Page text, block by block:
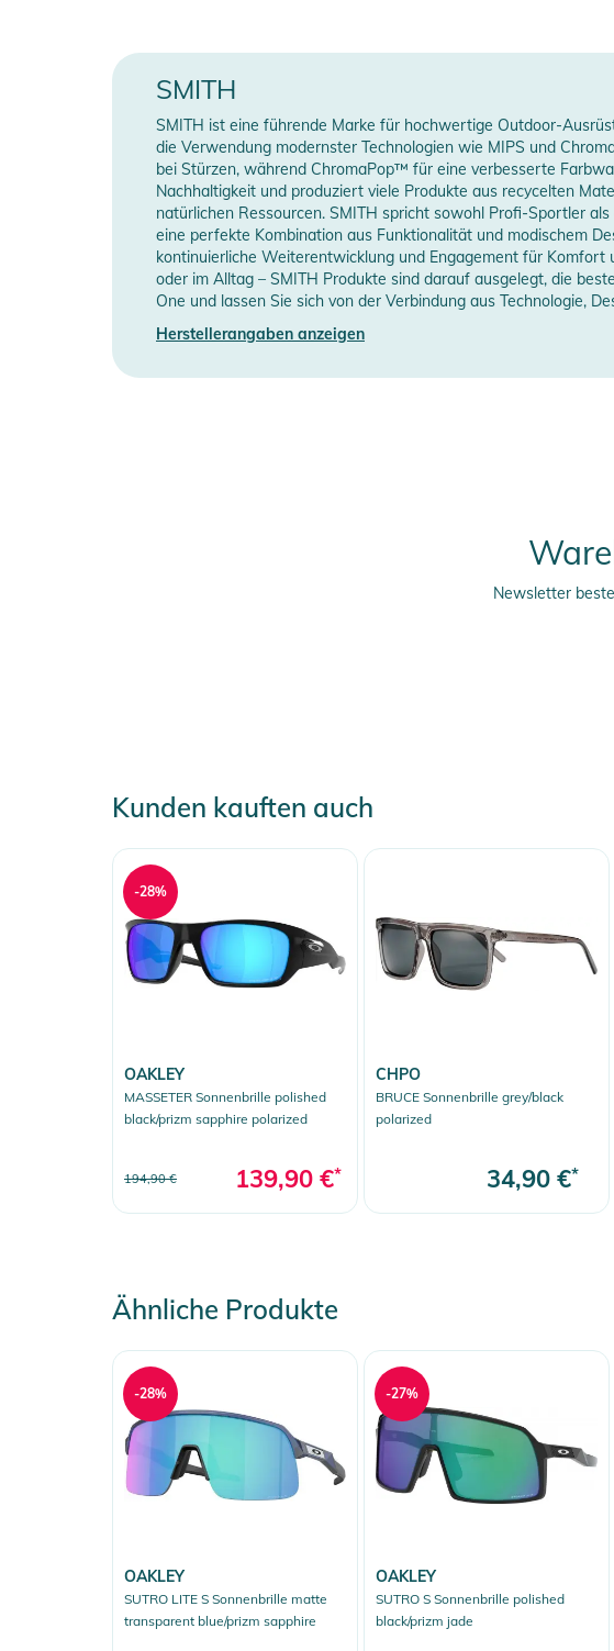
Manufacturer Information
SMITH
SMITH ist eine führende Marke für hochwertige Outdoor-
die Verwendung modernster Technologien wie MIPS und
bei Stürzen, während ChromaPop™ für eine verbesserte
Nachhaltigkeit und produziert viele Produkte aus recycelten
natürlichen Ressourcen. SMITH spricht sowohl Profi-Sportler
eine perfekte Kombination aus Funktionalität und modischem
kontinuierliche Weiterentwicklung und Engagement für
oder im Alltag – SMITH Produkte sind darauf ausgelegt, die
One und lassen Sie sich von der Verbindung aus Technologie,
Herstellerangaben anzeigen
Newsletter
Kunden kauften auch
OAKLEY
MASSETER Sonnenbrille polished
black/prizm sapphire polarized
194,90 € 139,90 €*
-28%
CHPO
BRUCE Sonnenbrille grey/black
polarized
34,90 €*
Ähnliche Produkte
OAKLEY
SUTRO LITE S Sonnenbrille matte
transparent blue/prizm sapphire
-28%
OAKLEY
SUTRO S Sonnenbrille polished
black/prizm jade
-27%